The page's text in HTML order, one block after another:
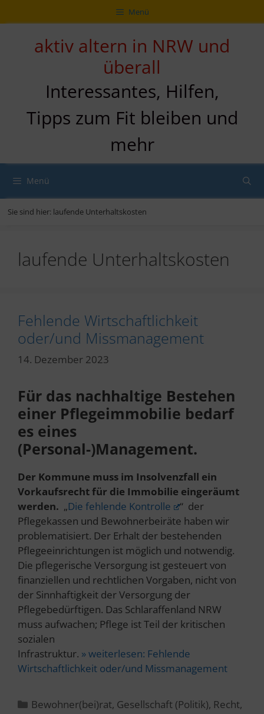
Inhalt
zur
Navigation
Inhalt
Menü
aktiv altern in NRW und
überall
Interessantes, Hilfen,
Tipps zum Fit bleiben und
mehr
Menü
Sie sind hier: laufende Unterhaltskosten
laufende Unterhaltskosten
Fehlende Wirtschaftlichkeit
oder/und Missmanagement
14. Dezember 2023
Für das nachhaltige Bestehen
einer Pflegeimmobilie bedarf
es eines
(Personal-)Management.
Der Kommune muss im Insolvenzfall ein
Vorkaufsrecht für die Immobilie eingeräumt
werden. „Die fehlende Kontrolle
“ der
Pflegekassen und Bewohnerbeiräte haben wir
problematisiert. Der Erhalt der bestehenden
Pflegeeinrichtungen ist möglich und notwendig.
Die pflegerische Versorgung ist gesteuert von
finanziellen und rechtlichen Vorgaben, nicht von
der Sinnhaftigkeit der Versorgung der
Pflegebedürftigen. Das Schlaraffenland NRW
muss aufwachen; Pflege ist Teil der kritischen
sozialen
Infrastruktur. » weiterlesen: Fehlende
Wirtschaftlichkeit oder/und Missmanagement
Kategorien
Bewohner(bei)rat, Gesellschaft (Politik), Recht,